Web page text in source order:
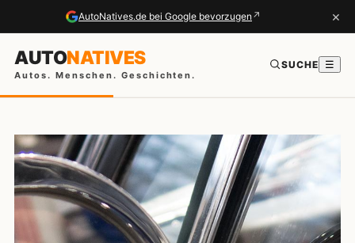
AutoNatives.de bei Google bevorzugen ↗ ×
AUTONATIVES
Autos. Menschen. Geschichten.
SUCHE ☰